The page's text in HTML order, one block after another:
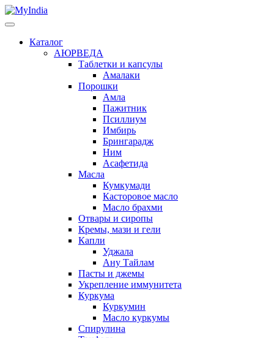
Каталог
АЮРВЕДА
Таблетки и капсулы
Амалаки
Порошки
Амла
Пажитник
Псиллиум
Имбирь
Брингарадж
Ним
Асафетида
Масла
Кумкумади
Касторовое масло
Масло брахми
Отвары и сиропы
Кремы, мази и гели
Капли
Уджала
Ану Тайлам
Пасты и джемы
Укрепление иммунитета
Куркума
Куркумин
Масло куркумы
Спирулина